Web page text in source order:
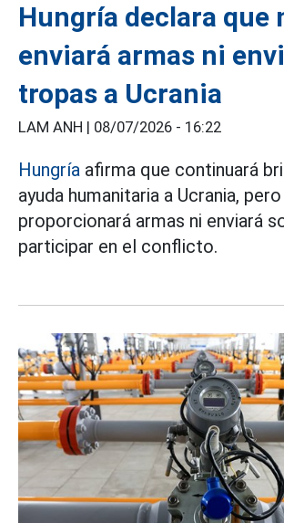
Hungría declara que
enviará armas ni
tropas a Ucrania
LAM ANH | 08/07/2026 - 16:22
Hungría afirma que continuará
ayuda humanitaria a Ucrania,
proporcionará armas ni enviará
participar en el conflicto.